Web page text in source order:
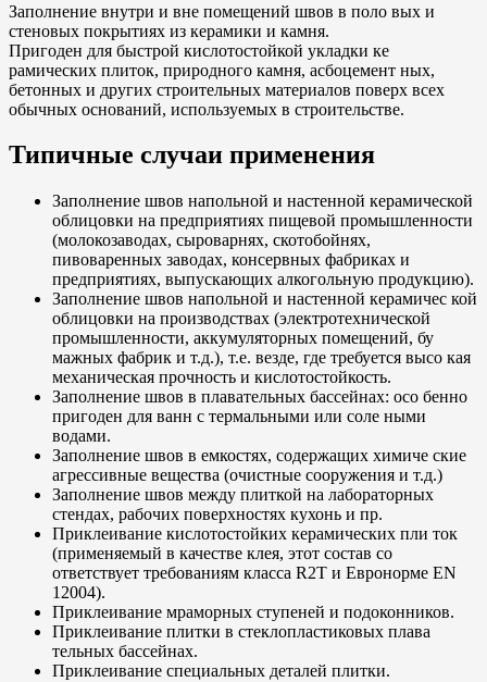
Заполнение внутри и вне помещений швов в поло вых и
стеновых покрытиях из керамики и камня.
Пригоден для быстрой кислотостойкой укладки ке
рамических плиток, природного камня, асбоцемент ных,
бетонных и других строительных материалов поверх всех
обычных оснований, используемых в строительстве.
Типичные случаи применения
Заполнение швов напольной и настенной керамической
облицовки на предприятиях пищевой промышленности
(молокозаводах, сыроварнях, скотобойнях,
пивоваренных заводах, консервных фабриках и
предприятиях, выпускающих алкогольную продукцию).
Заполнение швов напольной и настенной керамичес кой
облицовки на производствах (электротехнической
промышленности, аккумуляторных помещений, бу
мажных фабрик и т.д.), т.е. везде, где требуется высо кая
механическая прочность и кислотостойкость.
Заполнение швов в плавательных бассейнах: осо бенно
пригоден для ванн с термальными или соле ными
водами.
Заполнение швов в емкостях, содержащих химиче ские
агрессивные вещества (очистные сооружения и т.д.)
Заполнение швов между плиткой на лабораторных
стендах, рабочих поверхностях кухонь и пр.
Приклеивание кислотостойких керамических пли ток
(применяемый в качестве клея, этот состав со
ответствует требованиям класса R2T и Евронорме EN
12004).
Приклеивание мраморных ступеней и подоконников.
Приклеивание плитки в стеклопластиковых плава
тельных бассейнах.
Приклеивание специальных деталей плитки.